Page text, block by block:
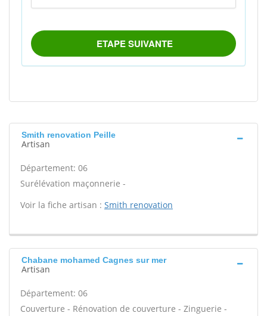
Smith renovation Peille
Artisan
Département: 06
Surélévation maçonnerie -
Voir la fiche artisan : Smith renovation
Chabane mohamed Cagnes sur mer
Artisan
Département: 06
Couverture - Rénovation de couverture - Zinguerie -